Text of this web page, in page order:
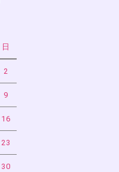
日
2
9
16
23
30